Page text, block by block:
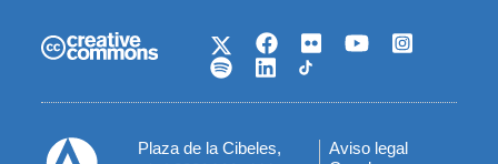
Plaza de la Cibeles,
Aviso legal